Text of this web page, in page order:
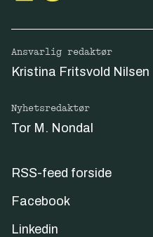
Ansvarlig redaktør
Kristina Fritsvold Nilsen
Nyhetsredaktør
Tor M. Nondal
RSS-feed forside
Facebook
Linkedin